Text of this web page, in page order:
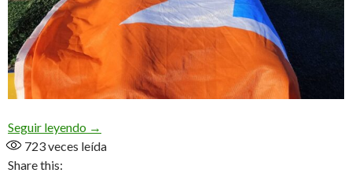
Seguir leyendo Los pibes del atletismo tienen la palabra (Audio)
→
723veces leída
Share this: